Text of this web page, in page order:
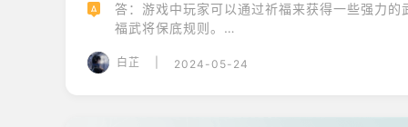
A
答：游戏中玩家可以通过祈福来获得一些强力
福武将保底规则。
2、玩家十连抽一般出8个同心结,也就是100块
白芷 2024-05-24